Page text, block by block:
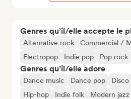
Genres qu’il/elle accepte le
Alternative rock
Commercial /
Electropop
Indie pop Pop rock
Genres qu’il/elle adore
Dance music Dance pop Disco
Hip-hop
Indie folk Modern jazz